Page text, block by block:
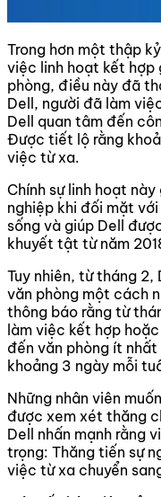
Trong hơn một thập
việc linh hoạt kết hợp
phòng, điều này đã
Dell, người đã làm
Dell quan tâm đến
Được tiết lộ rằng
việc từ xa.
Chính sự linh hoạt
nghiệp khi đối mặt
sống và giúp Dell
khuyết tật từ năm
Tuy nhiên, từ tháng
văn phòng một cách
thông báo rằng từ
làm việc kết hợp
đến văn phòng ít
khoảng 3 ngày mỗi
Những nhân viên
được xem xét thăng
Dell nhấn mạnh rằng
trọng: Thăng tiến sự
việc từ xa chuyển